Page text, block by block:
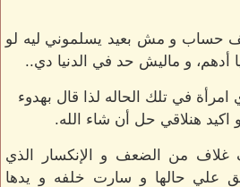
ألف حساب و مش بعيد يسلموني ليه لو
أدهم، و ماليش حد في الدنيا دي..
في تلك الحاله لذا قال بهدوء
اكيد هنلاقي حل أن شاء الله.
غلاف من الضعف و الإنكسار الذي
علي حالها و سارت خلفه و يدها